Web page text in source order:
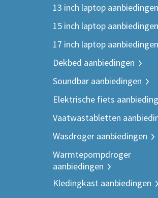
13 inch laptop aanbiedingen
15 inch laptop aanbiedingen
17 inch laptop aanbiedingen
Dekbed aanbiedingen
Soundbar aanbiedingen
Elektrische fiets
Vaatwastabletten
Wasdroger aanbiedingen
Warmtepompdroger
aanbiedingen
Kledingkast aanbiedingen